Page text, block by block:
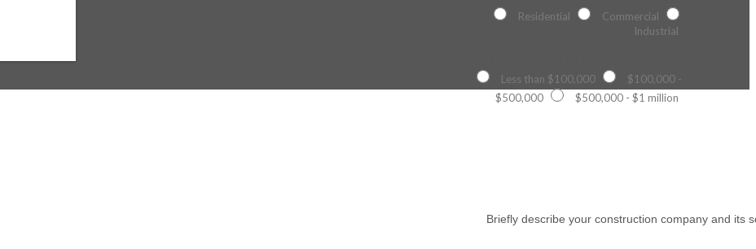
Residential
Commercial
Industrial
Less than $100,000
$100,000 -
$500,000
$500,000 - $1 million
Briefly describe your construction company and its